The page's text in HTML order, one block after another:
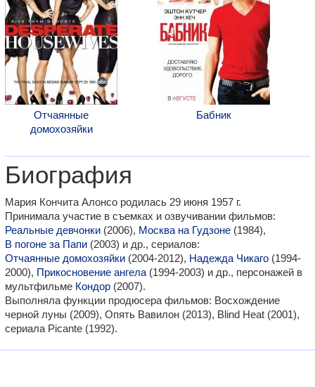
Отчаянные
домохозяйки
Бабник
Биография
Мария Кончита Алонсо родилась 29 июня 1957 г.
Принимала участие в съемках и озвучивании фильмов:
Реальные девчонки (2006), Москва на Гудзоне (1984),
В погоне за Папи (2003) и др., сериалов:
Отчаянные домохозяйки (2004-2012), Надежда Чикаго (1994-
2000), Прикосновение ангела (1994-2003) и др., персонажей в
мультфильме Кондор (2007).
Выполняла функции продюсера фильмов: Восхождение
черной луны (2009), Опять Вавилон (2013), Blind Heat (2001),
сериала Picante (1992).